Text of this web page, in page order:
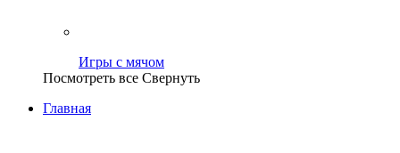
Игры с мячом
Посмотреть все Свернуть
Главная